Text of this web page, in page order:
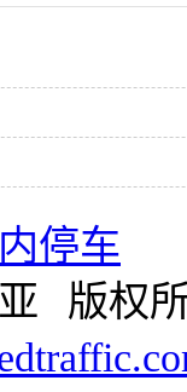
停车
版权